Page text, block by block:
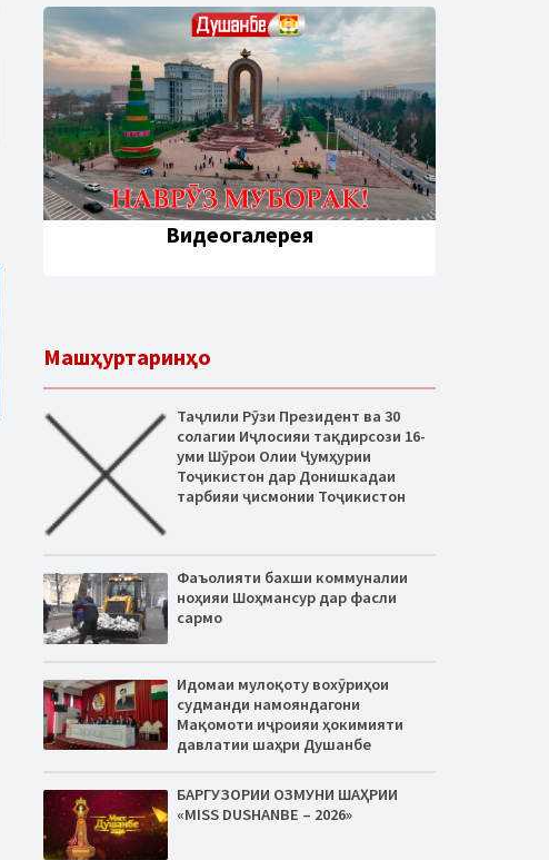
Видеогалерея
Машҳуртаринҳо
Таҷлили Рӯзи Президент ва 30
солагии Иҷлосияи тақдирсози 16-
уми Шӯрои Олии Ҷумҳурии
Тоҷикистон дар Донишкадаи
тарбияи ҷисмонии Тоҷикистон
Фаъолияти бахши коммуналии
ноҳияи Шоҳмансур дар фасли
сармо
Идомаи мулоқоту вохӯриҳои
судманди намояндагони
Мақомоти иҷроияи ҳокимияти
давлатии шаҳри Душанбе
БАРГУЗОРИИ ОЗМУНИ ШАҲРИИ
«MISS DUSHANBE – 2026»